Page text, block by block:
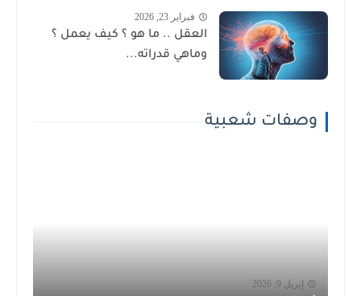
فبراير 23, 2026
العقل .. ما هو ؟ كيف يعمل ؟
وماهي قدراته...
وصفات شعبية
إبريل 9, 2026